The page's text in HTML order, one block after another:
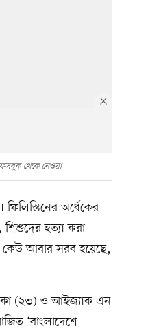
থেকে নেওয়া
অর্ধেকের
শিশুদের হত্যা করা
কেউ আবার সরব হয়েছে,
(২৩) ও আইজ্যাক এন
‘বাংলাদেশে